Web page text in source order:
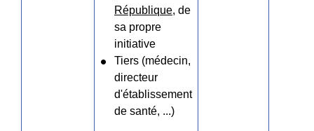
République, de
sa propre
initiative
Tiers (médecin,
directeur
d'établissement
de santé, ...)